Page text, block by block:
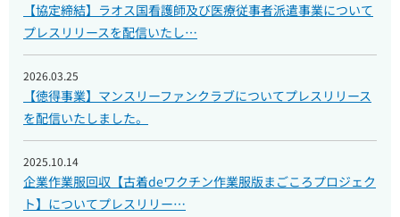
【協定締結】ラオス国看護師及び医療従事者派遣事業について
プレスリリースを配信いたし…
2026.03.25
【徳得事業】マンスリーファンクラブについてプレスリリース
を配信いたしました。
2025.10.14
企業作業服回収【古着deワクチン作業服版まごころプロジェク
ト】についてプレスリリー…